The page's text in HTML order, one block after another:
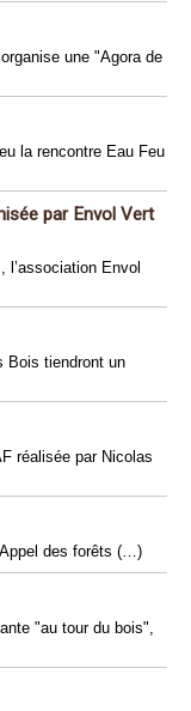
une "Agora de
la rencontre Eau Feu
par Envol Vert
Envol
Bois tiendront un
réalisée par Nicolas
des forêts (…)
"au tour du bois",